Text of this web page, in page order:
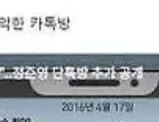
블룸버그의 데스크도 자유롭지 않
은 거의 먹히지 않는다. 요며칠도 통
게 사상검증과 십..